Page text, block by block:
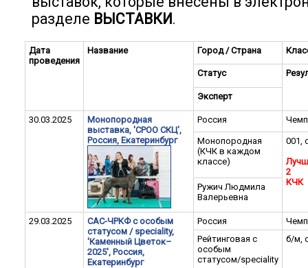
разделе ВЫСТАВКИ.
Дата
проведения
Название Город / Страна
Статус
Эксперт
30.03.2025
Монопородная
выставка, 'СРОО СКЦ',
Россия, Екатеринбург
Россия
Монопородная
(КЧК в каждом
классе)
001,
2
КЧК
Ружич Людмила
Валерьевна
29.03.2025
САС-ЧРКФ с особым
статусом / speciality,
'Каменный Цветок–
2025', Россия,
Екатеринбург
Россия
Рейтинговая с
особым
статусом/speciality
б/м,